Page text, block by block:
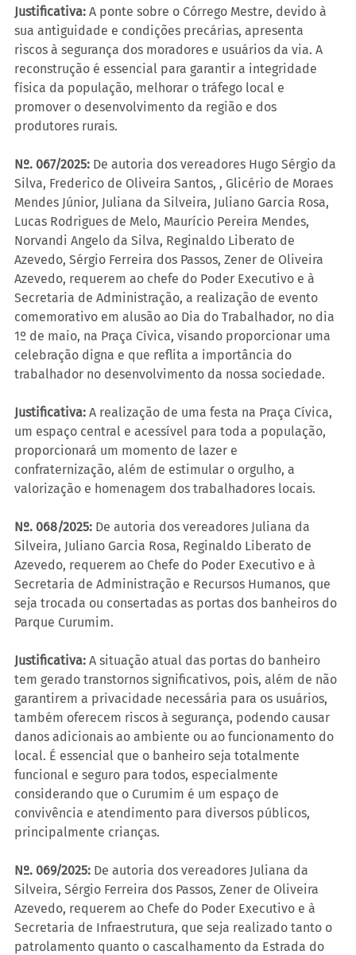
Justificativa: A ponte sobre o Córrego Mestre, devido à
sua antiguidade e condições precárias, apresenta
riscos à segurança dos moradores e usuários da via. A
reconstrução é essencial para garantir a integridade
física da população, melhorar o tráfego local e
promover o desenvolvimento da região e dos
produtores rurais.
Nº. 067/2025: De autoria dos vereadores Hugo Sérgio da
Silva, Frederico de Oliveira Santos, , Glicério de Moraes
Mendes Júnior, Juliana da Silveira, Juliano Garcia Rosa,
Lucas Rodrigues de Melo, Maurício Pereira Mendes,
Norvandi Angelo da Silva, Reginaldo Liberato de
Azevedo, Sérgio Ferreira dos Passos, Zener de Oliveira
Azevedo, requerem ao chefe do Poder Executivo e à
Secretaria de Administração, a realização de evento
comemorativo em alusão ao Dia do Trabalhador, no dia
1º de maio, na Praça Cívica, visando proporcionar uma
celebração digna e que reflita a importância do
trabalhador no desenvolvimento da nossa sociedade.
Justificativa: A realização de uma festa na Praça Cívica,
um espaço central e acessível para toda a população,
proporcionará um momento de lazer e
confraternização, além de estimular o orgulho, a
valorização e homenagem dos trabalhadores locais.
Nº. 068/2025: De autoria dos vereadores Juliana da
Silveira, Juliano Garcia Rosa, Reginaldo Liberato de
Azevedo, requerem ao Chefe do Poder Executivo e à
Secretaria de Administração e Recursos Humanos, que
seja trocada ou consertadas as portas dos banheiros do
Parque Curumim.
Justificativa: A situação atual das portas do banheiro
tem gerado transtornos significativos, pois, além de não
garantirem a privacidade necessária para os usuários,
também oferecem riscos à segurança, podendo causar
danos adicionais ao ambiente ou ao funcionamento do
local. É essencial que o banheiro seja totalmente
funcional e seguro para todos, especialmente
considerando que o Curumim é um espaço de
convivência e atendimento para diversos públicos,
principalmente crianças.
Nº. 069/2025: De autoria dos vereadores Juliana da
Silveira, Sérgio Ferreira dos Passos, Zener de Oliveira
Azevedo, requerem ao Chefe do Poder Executivo e à
Secretaria de Infraestrutura, que seja realizado tanto o
patrolamento quanto o cascalhamento da Estrada do